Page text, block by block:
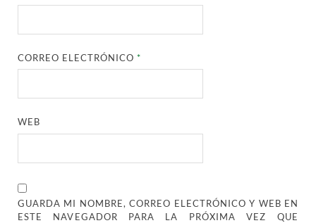
CORREO ELECTRÓNICO*
WEB
GUARDA MI NOMBRE, CORREO ELECTRÓNICO Y WEB EN
ESTE NAVEGADOR PARA LA PRÓXIMA VEZ QUE